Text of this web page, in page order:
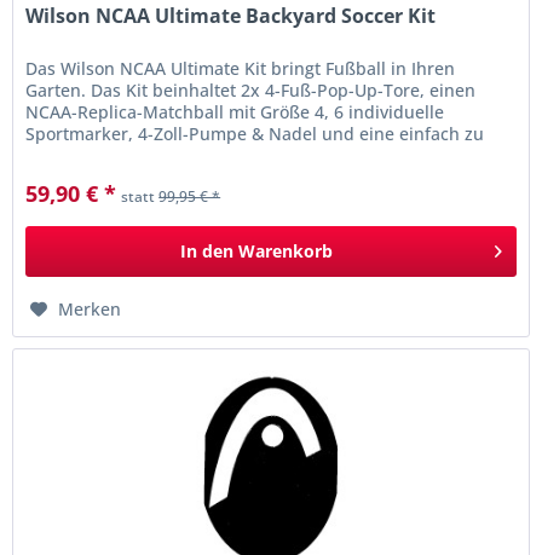
Wilson NCAA Ultimate Backyard Soccer Kit
Das Wilson NCAA Ultimate Kit bringt Fußball in Ihren
Garten. Das Kit beinhaltet 2x 4-Fuß-Pop-Up-Tore, einen
NCAA-Replica-Matchball mit Größe 4, 6 individuelle
Sportmarker, 4-Zoll-Pumpe & Nadel und eine einfach zu
59,90 € * statt99,95 € *
In den Warenkorb
Merken